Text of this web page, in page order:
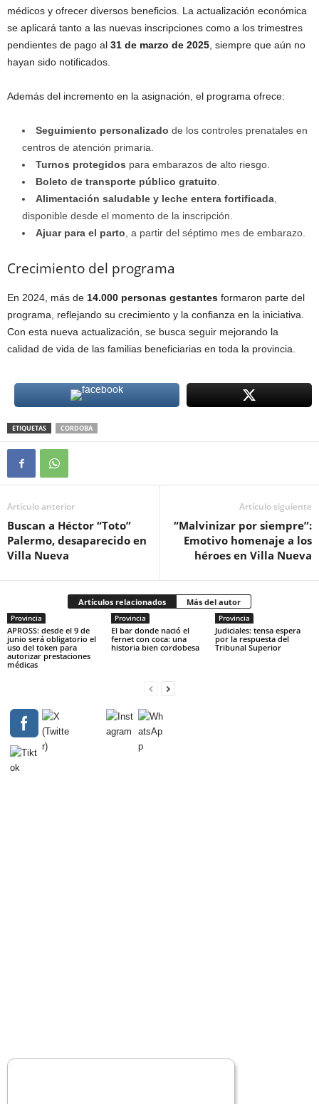
médicos y ofrecer diversos beneficios. La actualización económica
se aplicará tanto a las nuevas inscripciones como a los trimestres
pendientes de pago al 31 de marzo de 2025 , siempre que aún no
hayan sido notificados.
Además del incremento en la asignación, el programa ofrece:
Seguimiento personalizado de los controles prenatales en
centros de atención primaria.
Turnos protegidos para embarazos de alto riesgo.
Boleto de transporte público gratuito
Alimentación saludable y leche entera fortificada
disponible desde el momento de la inscripción.
Ajuar para el parto , a partir del séptimo mes de embarazo.
Crecimiento del programa
En 2024, más de 14.000 personas gestantes formaron parte del
programa, reflejando su crecimiento y la confianza en la iniciativa.
Con esta nueva actualización, se busca seguir mejorando la
calidad de vida de las familias beneficiarias en toda la provincia.
ETIQUETAS CORDOBA
Artículo anterior
Buscan a Héctor “Toto”
Palermo, desaparecido en
Villa Nueva
Artículo siguiente
“Malvinizar por siempre”:
Emotivo homenaje a los
héroes en Villa Nueva
Artículos relacionados Más del autor
Provincia
APROSS: desde el 9 de
junio será obligatorio el
uso del token para
autorizar prestaciones
médicas
Provincia
El bar donde nació el
fernet con coca: una
historia bien cordobesa
Provincia
Judiciales: tensa espera
por la respuesta del
Tribunal Superior